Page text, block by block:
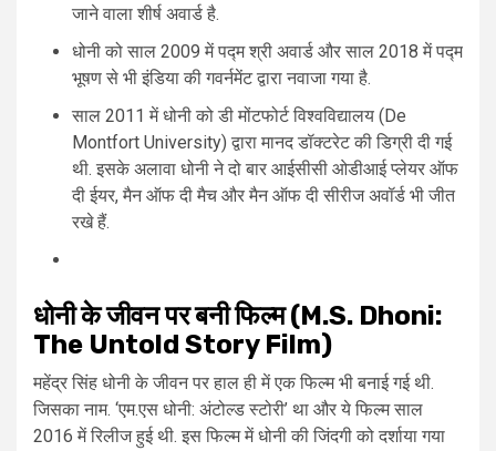
जाने वाला शीर्ष अवार्ड है.
धोनी को साल 2009 में पद्म श्री अवार्ड और साल 2018 में पद्म
भूषण से भी इंडिया की गवर्नमेंट द्वारा नवाजा गया है.
साल 2011 में धोनी को डी मोंटफोर्ट विश्वविद्यालय (De
Montfort University) द्वारा मानद डॉक्टरेट की डिग्री दी गई
थी. इसके अलावा धोनी ने दो बार आईसीसी ओडीआई प्लेयर ऑफ
दी ईयर, मैन ऑफ दी मैच और मैन ऑफ दी सीरीज अवॉर्ड भी जीत
रखे हैं.
धोनी के जीवन पर बनी फिल्म (M.S. Dhoni:
The Untold Story Film)
महेंद्र सिंह धोनी के जीवन पर हाल ही में एक फिल्म भी बनाई गई थी.
जिसका नाम. ‘एम.एस धोनी: अंटोल्ड स्टोरी’ था और ये फिल्म साल
2016 में रिलीज हुई थी. इस फिल्म में धोनी की जिंदगी को दर्शाया गया